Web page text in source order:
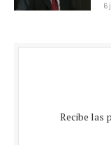
6
Recibe las